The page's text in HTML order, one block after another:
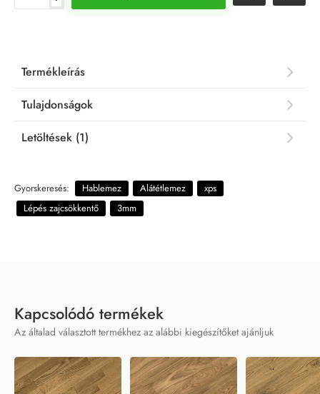
Termékleírás
Tulajdonságok
Letöltések (1)
Gyorskeresés: Hablemez Alátétlemez
xps
Lépés zajcsökkentő
3mm
Kapcsolódó termékek
Az általad választott termékhez az alábbi kiegészítőket ajánljuk